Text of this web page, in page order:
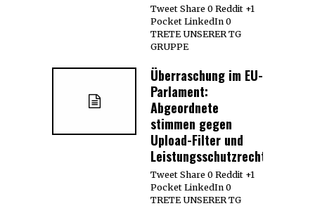
Tweet Share 0 Reddit +1
Pocket LinkedIn 0
TRETE UNSERER TG
GRUPPE
Überraschung im EU-
Parlament:
Abgeordnete
stimmen gegen
Upload-Filter und
Leistungsschutzrecht
Tweet Share 0 Reddit +1
Pocket LinkedIn 0
TRETE UNSERER TG